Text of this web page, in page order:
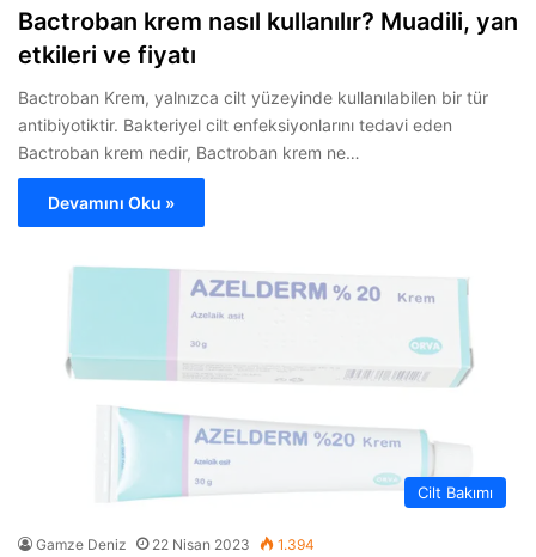
Bactroban krem nasıl kullanılır? Muadili, yan
etkileri ve fiyatı
Bactroban Krem, yalnızca cilt yüzeyinde kullanılabilen bir tür
antibiyotiktir. Bakteriyel cilt enfeksiyonlarını tedavi eden
Bactroban krem nedir, Bactroban krem ne…
Devamını Oku »
Cilt Bakımı
Gamze Deniz 22 Nisan 2023 1.394